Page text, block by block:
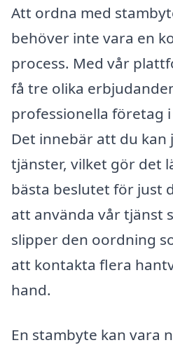
Att ordna med
behöver inte vara en
process. Med vår
få tre olika
professionella företag
Det innebär att du
tjänster, vilket gör det
bästa beslutet för just
att använda vår tjänst
slipper den oordning
att kontakta flera
hand.
En stambyte kan vara